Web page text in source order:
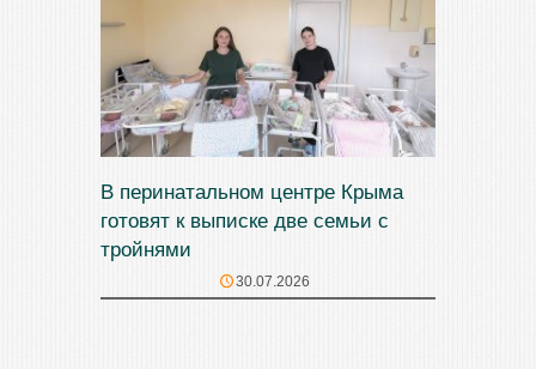
В перинатальном центре Крыма
готовят к выписке две семьи с
тройнями
30.07.2026